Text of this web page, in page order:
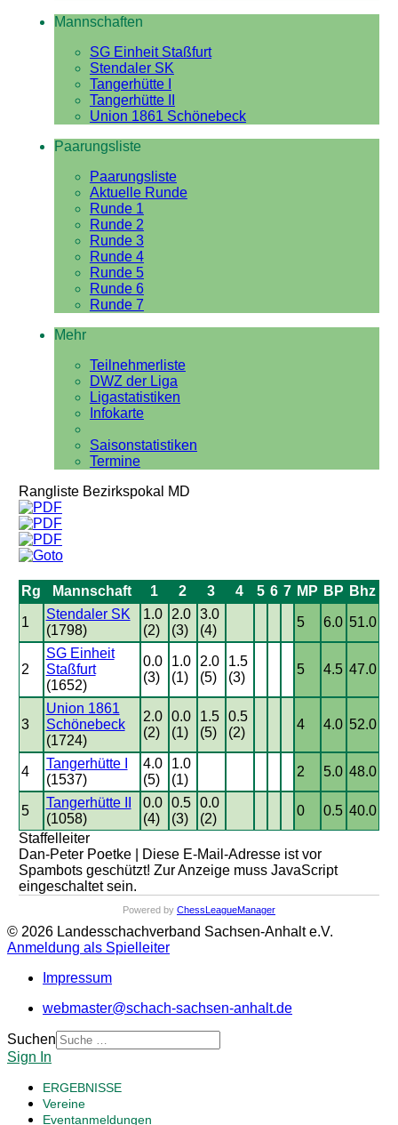
Mannschaften
SG Einheit Staßfurt
Stendaler SK
Tangerhütte I
Tangerhütte II
Union 1861 Schönebeck
Paarungsliste
Paarungsliste
Aktuelle Runde
Runde 1
Runde 2
Runde 3
Runde 4
Runde 5
Runde 6
Runde 7
Mehr
Teilnehmerliste
DWZ der Liga
Ligastatistiken
Infokarte
Saisonstatistiken
Termine
Rangliste Bezirkspokal MD
Rg Mannschaft 1 2 3 4 5 6 7 MP BP Bhz
1
Stendaler SK
(1798)
1.0
(2)
2.0
(3)
3.0
(4)
5 6.0 51.0
2
SG Einheit
Staßfurt
(1652)
0.0
(3)
1.0
(1)
2.0
(5)
1.5
(3)
5 4.5 47.0
3
Union 1861
Schönebeck
(1724)
2.0
(2)
0.0
(1)
1.5
(5)
0.5
(2)
4 4.0 52.0
4
Tangerhütte I
(1537)
4.0
(5)
1.0
(1)
2 5.0 48.0
5
Tangerhütte II
(1058)
0.0
(4)
0.5
(3)
0.0
(2)
0 0.5 40.0
Staffelleiter
Dan-Peter Poetke |
Diese E-Mail-Adresse ist vor
Spambots geschützt! Zur Anzeige muss JavaScript
eingeschaltet sein.
Powered by ChessLeagueManager
© 2026 Landesschachverband Sachsen-Anhalt e.V.
Anmeldung als Spielleiter
Impressum
webmaster@schach-sachsen-anhalt.de
Suchen
Sign In
ERGEBNISSE
Vereine
Eventanmeldungen